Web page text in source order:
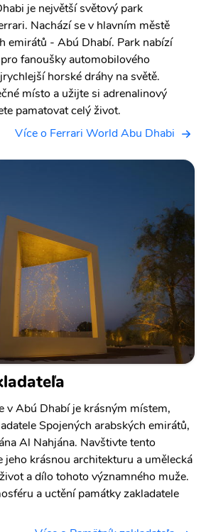
je největší světový park
Nachází se v hlavním městě
emirátů - Abú Dhabí. Park nabízí
fanoušky automobilového
horské dráhy na světě.
místo a užijte si adrenalinový
pamatovat celý život.
Více o Ferrari World Abu Dhabi
v Abú Dhabí je krásným místem,
Spojených arabských emirátů,
Al Nahjána. Navštivte tento
jeho krásnou architekturu a umělecká
a dílo tohoto významného muže.
a uctění památky zakladatele